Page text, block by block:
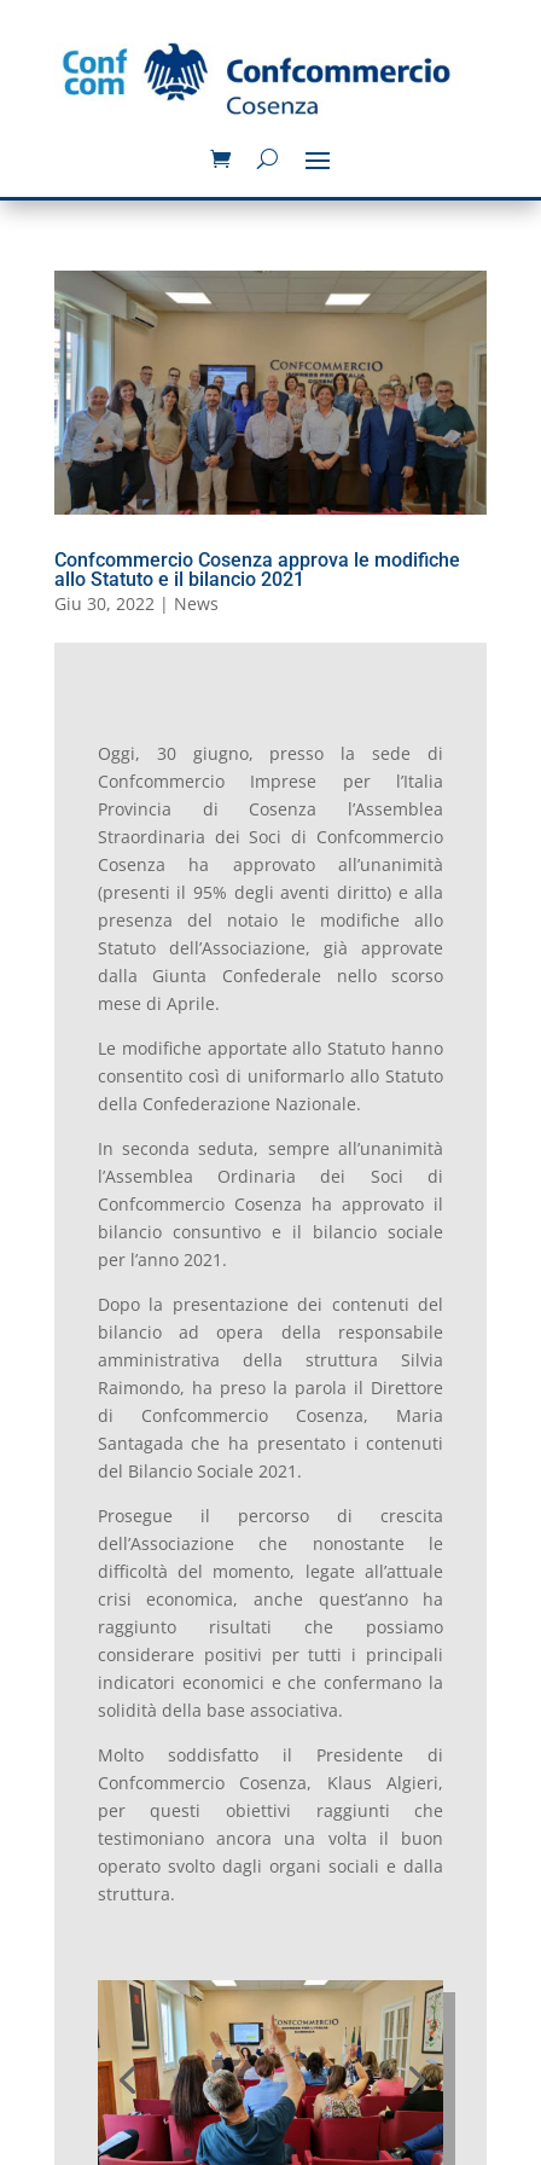
Confcommercio Cosenza approva le modifiche
allo Statuto e il bilancio 2021
Giu 30, 2022| News
Oggi, 30 giugno, presso la sede di
Confcommercio Imprese per l’Italia
Provincia di Cosenza l’Assemblea
Straordinaria dei Soci di Confcommercio
Cosenza ha approvato all’unanimità
(presenti il 95% degli aventi diritto) e alla
presenza del notaio le modifiche allo
Statuto dell’Associazione, già approvate
dalla Giunta Confederale nello scorso
mese di Aprile.
Le modifiche apportate allo Statuto hanno
consentito così di uniformarlo allo Statuto
della Confederazione Nazionale.
In seconda seduta, sempre all’unanimità
l’Assemblea Ordinaria dei Soci di
Confcommercio Cosenza ha approvato il
bilancio consuntivo e il bilancio sociale
per l’anno 2021.
Dopo la presentazione dei contenuti del
bilancio ad opera della responsabile
amministrativa della struttura Silvia
Raimondo, ha preso la parola il Direttore
di Confcommercio Cosenza, Maria
Santagada che ha presentato i contenuti
del Bilancio Sociale 2021.
Prosegue il percorso di crescita
dell’Associazione che nonostante le
difficoltà del momento, legate all’attuale
crisi economica, anche quest’anno ha
raggiunto risultati che possiamo
considerare positivi per tutti i principali
indicatori economici e che confermano la
solidità della base associativa.
Molto soddisfatto il Presidente di
Confcommercio Cosenza, Klaus Algieri,
per questi obiettivi raggiunti che
testimoniano ancora una volta il buon
operato svolto dagli organi sociali e dalla
struttura.